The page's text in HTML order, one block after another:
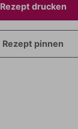
Rezept drucken
Rezept pinnen